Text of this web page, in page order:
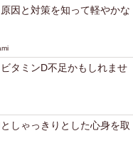
因と対策を知って軽やかな
タミンD不足かもしれませ
しゃっきりとした心身を取